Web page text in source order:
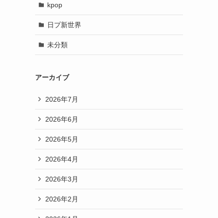
kpop
日プ新世界
未分類
アーカイブ
2026年7月
2026年6月
2026年5月
2026年4月
2026年3月
2026年2月